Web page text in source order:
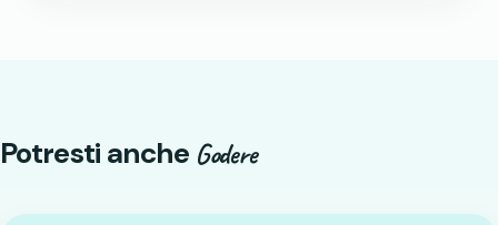
Potresti anche Godere